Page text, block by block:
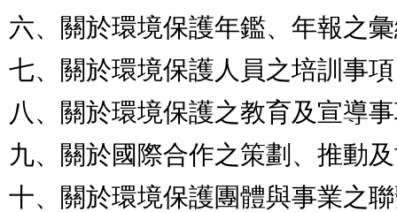
六、關於環境保護年鑑、年報之
七、關於環境保護人員之培訓事
八、關於環境保護之教育及宣導
九、關於國際合作之策劃、推動
十、關於環境保護團體與事業之